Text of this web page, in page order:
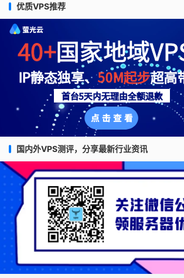
优质VPS推荐
国内外VPS测评，分享最新行业资讯